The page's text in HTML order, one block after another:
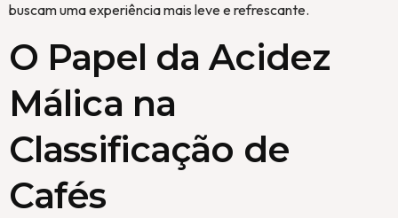
buscam uma experiência mais leve e refrescante.
O Papel da Acidez
Málica na
Classificação de
Cafés